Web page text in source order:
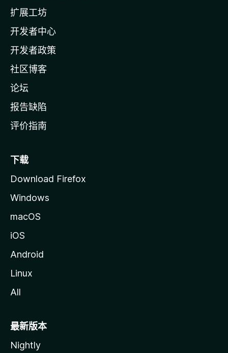
a
主
页
扩展工坊
开发者中心
开发者政策
社区博客
论坛
报告缺陷
评价指南
下载
Download Firefox
Windows
macOS
iOS
Android
Linux
All
最新版本
Nightly